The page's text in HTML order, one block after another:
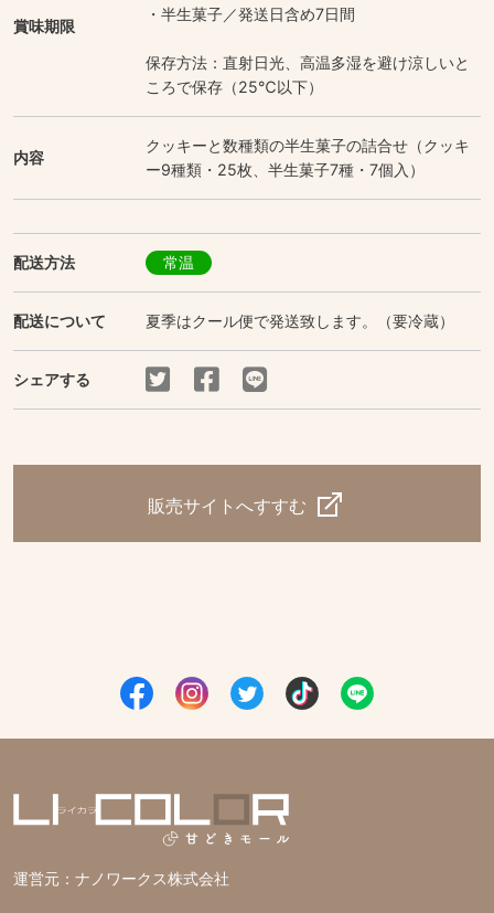
賞味期限
・半生菓子／発送日含め7日間
保存方法：直射日光、高温多湿を避け涼しいと
ころで保存（25℃以下）
内容
クッキーと数種類の半生菓子の詰合せ（クッキ
ー9種類・25枚、半生菓子7種・7個入）
配送方法 常温
配送について 夏季はクール便で発送致します。（要冷蔵）
シェアする
販売サイトへすすむ
運営元： ナノワークス株式会社